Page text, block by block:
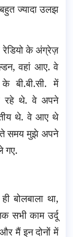
ज्यादा उलझ
रेडियो के अंग्रेज़
वहां आए. वे
बी.बी.सी. में
रहे थे. वे अपने
थे. वे आए थे
समय मुझे अपने
गए.
बोलबाला था,
सभी काम उर्दू
मैं इन दोनों में